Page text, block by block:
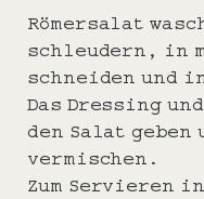
Römersalat
schleudern, in
schneiden und
Das Dressing
den Salat
vermischen.
Zum Servieren